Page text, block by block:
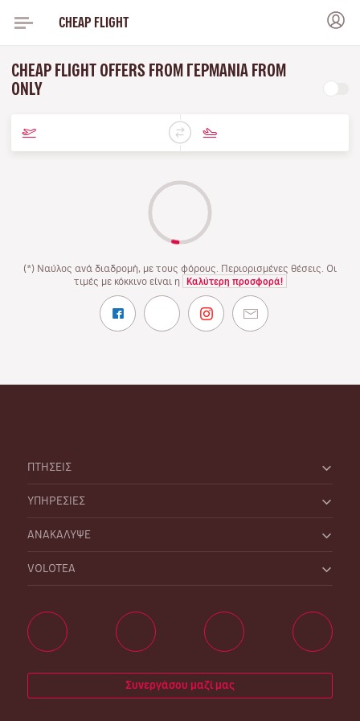
CHEAP FLIGHT
CHEAP FLIGHT OFFERS FROM ΓΕΡΜΑΝΊΑ FROM
ONLY
(*) Ναύλος ανά διαδρομή, με τους φόρους. Περιορισμένες θέσεις. Οι
τιμές με κόκκινο είναι η
Καλύτερη προσφορά!
ΠΤΗΣΕΙΣ
ΥΠΗΡΕΣΙΕΣ
ΑΝΑΚΑΛΥΨΕ
VOLOTEA
Συνεργάσου μαζί μας